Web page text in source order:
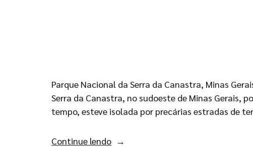
Parque Nacional da Serra da Canastra, Minas
Serra da Canastra, no sudoeste de Minas Gerais,
tempo, esteve isolada por precárias estradas de
Continue lendo